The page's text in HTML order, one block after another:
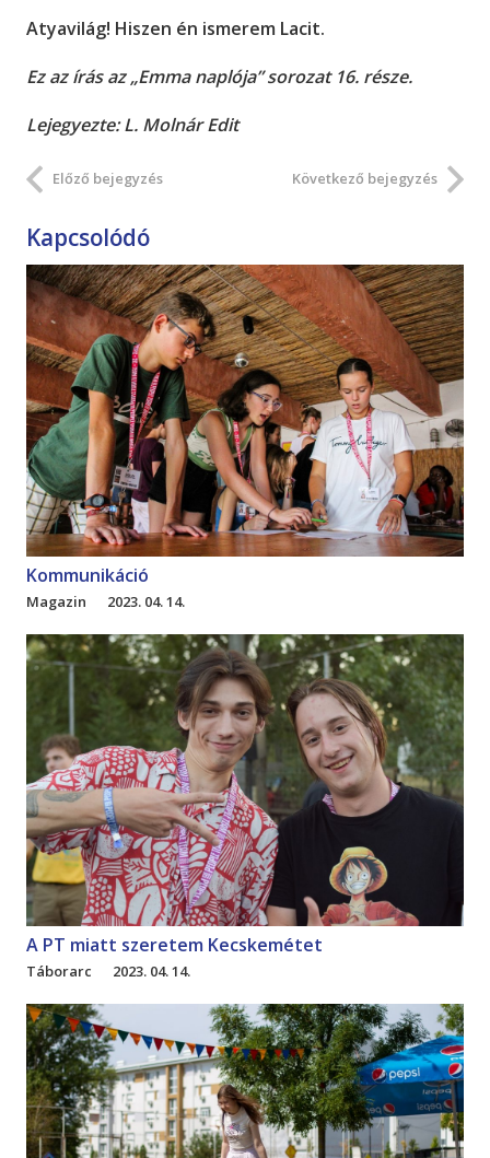
Atyavilág! Hiszen én ismerem Lacit.
Ez az írás az „Emma naplója” sorozat 16. része.
Lejegyezte: L. Molnár Edit
Előző bejegyzés Következő bejegyzés
Kapcsolódó
Kommunikáció
Magazin 2023. 04. 14.
A PT miatt szeretem Kecskemétet
Táborarc 2023. 04. 14.